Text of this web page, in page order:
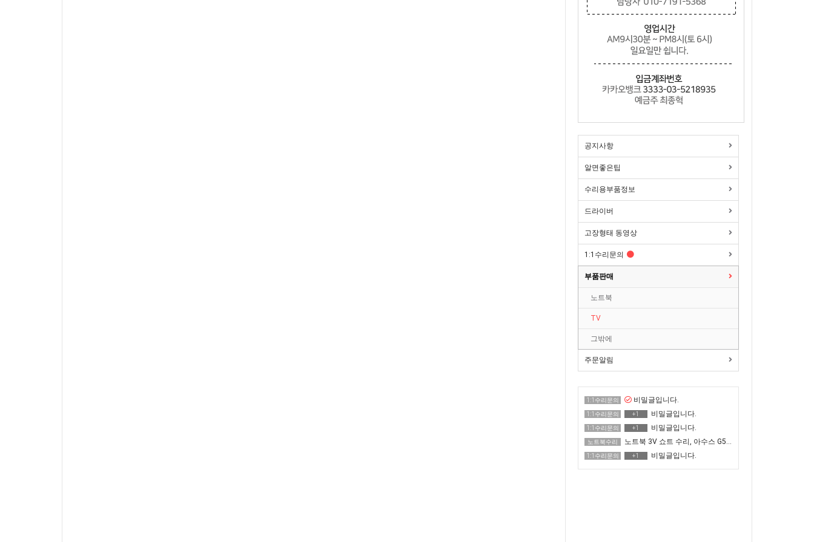
공지사항
알면좋은팁
수리용부품정보
드라이버
고장형태 동영상
1:1수리문의
부품판매
노트북
TV
그밖에
주문알림
1:1수리문의 비밀글입니다.
1:1수리문의 +1 비밀글입니다.
1:1수리문의 +1 비밀글입니다.
노트북수리 노트북 3V 쇼트 수리, 아수스 G513QR 전원 안 켜짐
1:1수리문의 +1 비밀글입니다.